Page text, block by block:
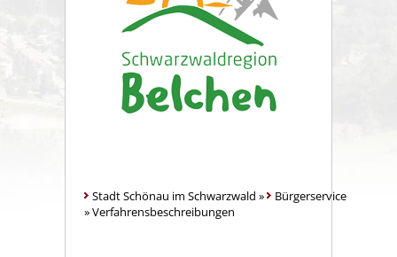
Stadt Schönau im Schwarzwald »
Bürgerservice
»Verfahrensbeschreibungen